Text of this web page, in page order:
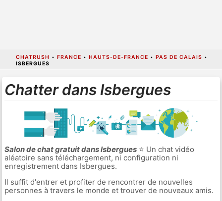
CHATRUSH • FRANCE • HAUTS-DE-FRANCE • PAS DE CALAIS •
ISBERGUES
Chatter dans Isbergues
Salon de chat gratuit dans Isbergues⭐ Un chat vidéo
aléatoire sans téléchargement, ni configuration ni
enregistrement dans Isbergues.
Il suffit d'entrer et profiter de rencontrer de nouvelles
personnes à travers le monde et trouver de nouveaux amis.